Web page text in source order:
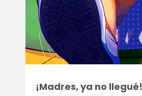
¡Madres, ya no llegué!